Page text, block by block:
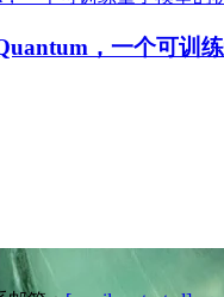
，一个可训